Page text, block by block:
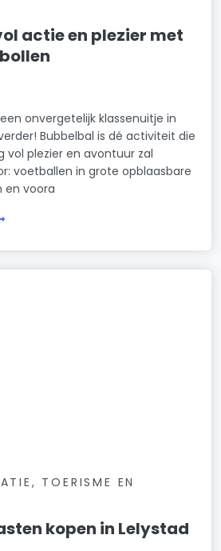
actie en plezier met
onvergetelijk klassenuitje in
Bubbelbal is dé activiteit die
vol plezier en avontuur zal
voetballen in grote opblaasbare
en voora
TOERISME EN
kopen in Lelystad